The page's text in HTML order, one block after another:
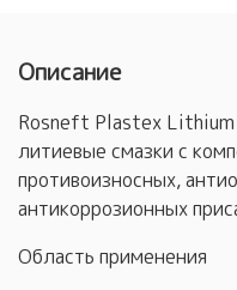
Описание
Rosneft Plastex
литиевые смазки с
противоизносных,
антикоррозионных
Область применения